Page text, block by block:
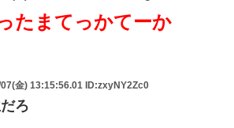
たまてっかてーか
金) 13:15:56.01 ID:zxyNY2Zc0
ろ